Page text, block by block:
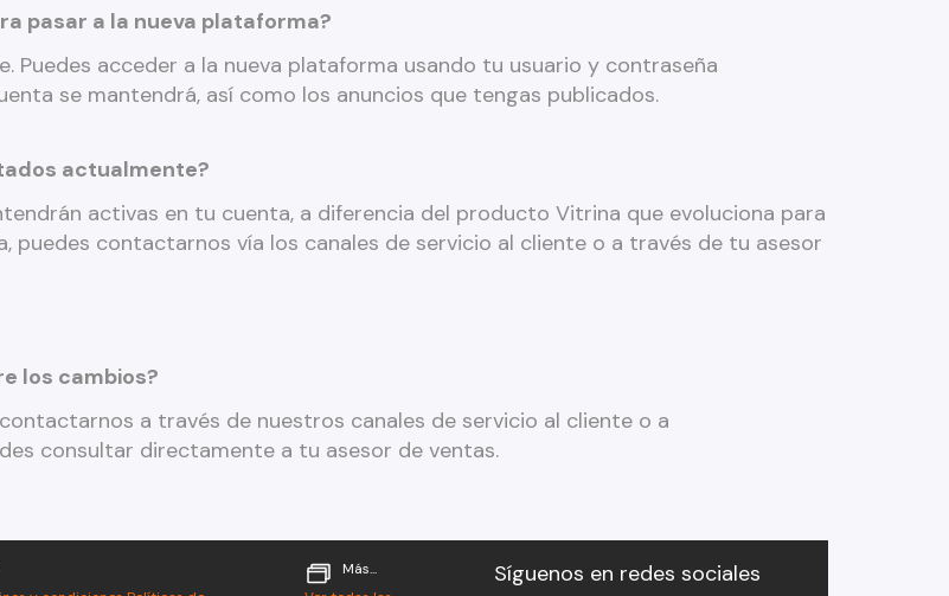
pasar a la nueva plataforma?
Puedes acceder a la nueva plataforma usando tu usuario y contraseña
se mantendrá, así como los anuncios que tengas publicados.
actualmente?
activas en tu cuenta, a diferencia del producto Vitrina que evoluciona para
puedes contactarnos vía los canales de servicio al cliente o a través de tu asesor
los cambios?
a través de nuestros canales de servicio al cliente o a
consultar directamente a tu asesor de ventas.
Más...
Síguenos en redes sociales